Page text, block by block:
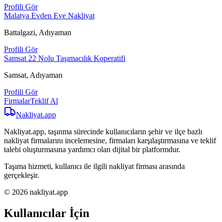
Profili Gör
Malatya Evden Eve Nakliyat
Battalgazi, Adıyaman
Profili Gör
Samsat 22 Nolu Taşımacılık Koperatifi
Samsat, Adıyaman
Profili Gör
FirmalarTeklif Al
Nakliyat.app
Nakliyat.app, taşınma sürecinde kullanıcıların şehir ve ilçe bazlı
nakliyat firmalarını incelemesine, firmaları karşılaştırmasına ve teklif
talebi oluşturmasına yardımcı olan dijital bir platformdur.
Taşıma hizmeti, kullanıcı ile ilgili nakliyat firması arasında
gerçekleşir.
© 2026 nakliyat.app
Kullanıcılar İçin